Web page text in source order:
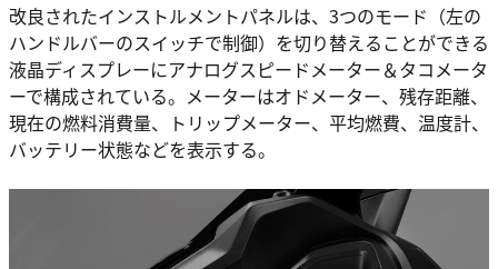
改良されたインストルメントパネルは、3つのモード（左の
ハンドルバーのスイッチで制御）を切り替えることができる
液晶ディスプレーにアナログスピードメーター＆タコメータ
ーで構成されている。メーターはオドメーター、残存距離、
現在の燃料消費量、トリップメーター、平均燃費、温度計、
バッテリー状態などを表示する。